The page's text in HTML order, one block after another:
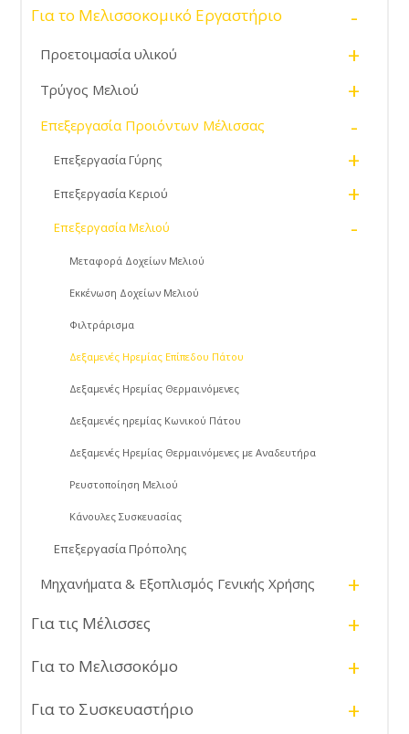
Για το Μελισσοκομικό Εργαστήριο -
Προετοιμασία υλικού +
Τρύγος Μελιού +
Επεξεργασία Προιόντων Μέλισσας -
Επεξεργασία Γύρης +
Επεξεργασία Κεριού +
Επεξεργασία Μελιού -
Μεταφορά Δοχείων Μελιού
Εκκένωση Δοχείων Μελιού
Φιλτράρισμα
Δεξαμενές Ηρεμίας Επίπεδου Πάτου
Δεξαμενές Ηρεμίας Θερμαινόμενες
Δεξαμενές ηρεμίας Κωνικού Πάτου
Δεξαμενές Ηρεμίας Θερμαινόμενες με Αναδευτήρα
Ρευστοποίηση Μελιού
Κάνουλες Συσκευασίας
Επεξεργασία Πρόπολης
Μηχανήματα & Εξοπλισμός Γενικής Χρήσης +
Για τις Μέλισσες +
Για το Μελισσοκόμο +
Για το Συσκευαστήριο +